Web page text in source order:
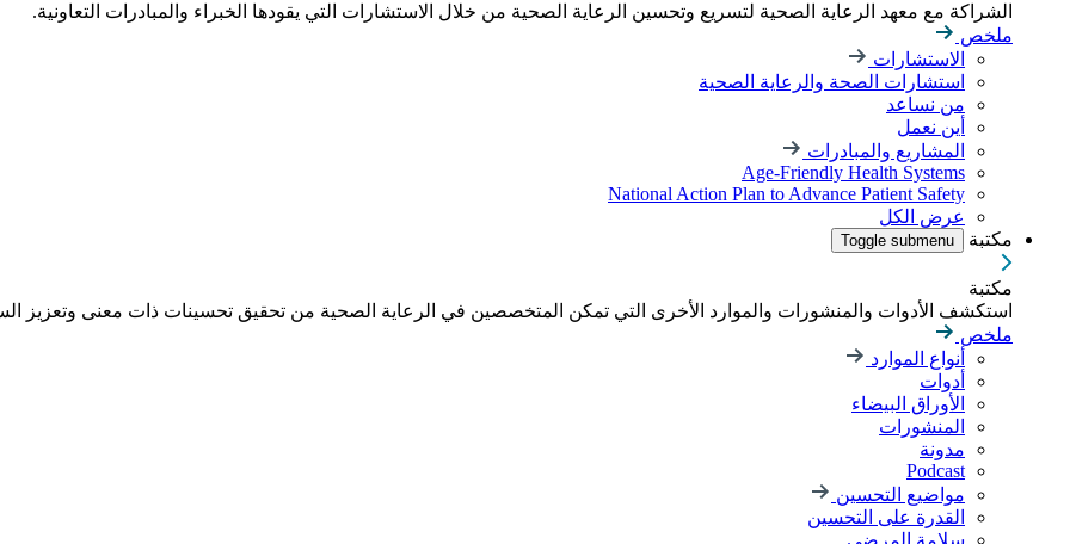
الشراكة مع معهد الرعاية الصحية لتسريع وتحسين الرعاية الصحية من خلال الاستشارات التي يقودها الخبراء والمبادرات التعاونية.
ملخص
الاستشارات
استشارات الصحة والرعاية الصحية
من نساعد
أين نعمل
المشاريع والمبادرات
Age-Friendly Health Systems
National Action Plan to Advance Patient Safety
عرض الكل
مكتبة
Toggle submenu
مكتبة
استكشف الأدوات والمنشورات والموارد الأخرى التي تمكن المتخصصين في الرعاية الصحية من تحقيق تحسينات ذات معنى وتعزيز
ملخص
أنواع الموارد
أدوات
الأوراق البيضاء
المنشورات
مدونة
Podcast
مواضيع التحسين
القدرة على التحسين
سلامة المرضى